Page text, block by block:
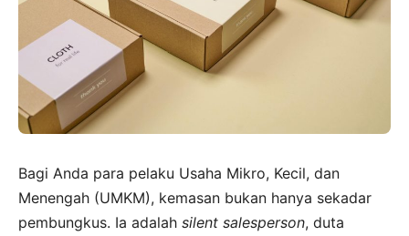
Bagi Anda para pelaku Usaha Mikro, Kecil, dan
Menengah (UMKM), kemasan bukan hanya sekadar
pembungkus. Ia adalah silent salesperson, duta